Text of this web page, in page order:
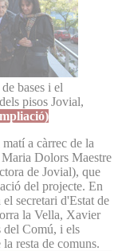
bases i el
pisos Jovial,
a càrrec de la
Dolors Maestre
de Jovial), que
del projecte. En
secretari d'Estat de
la Vella, Xavier
del Comú, i els
resta de comuns.